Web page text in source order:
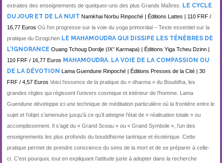
extraites des enseignements de quelques-uns des plus Grands Maîtres.
LE CYCLE
DU JOUR ET DE LA NUIT Namkhai Norbu Rinpoché | Éditions Lattes | 110 FRF /
16,77 Euros Où l’on progresse sur la voie du yoga primordial – Texte essentiel sur la
pratique du Dzogchen LE MAHAMOUDRA QUI DISSIPE LES TÉNÈBRES DE
L’IGNORANCE Ouang Tchoug Dordje (IX° Karmapa) | Éditions Yiga Tcheu Dzinn |
110 FRF / 16,77 Euros MAHAMOUDRA. LA VOIE DE LA COMPASSION OU
DE LA DÉVOTION Lama Guendune Rinpoché | Éditions Presses de la Cité | 30
FRF / 4,57 Euros Voici l’essence de la pratique du « dharma » du Bouddha, les
grandes règles qui régissent l’univers cosmique et intérieur de l’homme. Lama
Guendune développe ici une technique de méditation particulière où la frontière entre le
sujet et l’objet s’amenuise jusqu’à ce qu’il atteigne l’état de « réalisation totale » ou
accomplissement. Il s’agit du « Grand Sceau » ou « Grand Symbole », l’un des
enseignements les plus profonds du bouddhisme tantrique et ésotérique. Cette
pratique permet de prendre conscience du sens de la mort et de se préparer à celle-
ci. C’est pourquoi, tout en expliquant l’attitude juste à adopter dans la recherche